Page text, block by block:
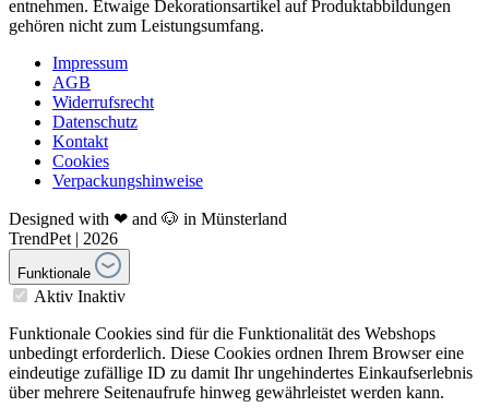
entnehmen. Etwaige Dekorationsartikel auf Produktabbildungen
gehören nicht zum Leistungsumfang.
Impressum
AGB
Widerrufsrecht
Datenschutz
Kontakt
Cookies
Verpackungshinweise
Designed with ❤ and 🐶 in Münsterland
TrendPet | 2026
Funktionale
Aktiv Inaktiv
Funktionale Cookies sind für die Funktionalität des Webshops
unbedingt erforderlich. Diese Cookies ordnen Ihrem Browser eine
eindeutige zufällige ID zu damit Ihr ungehindertes Einkaufserlebnis
über mehrere Seitenaufrufe hinweg gewährleistet werden kann.